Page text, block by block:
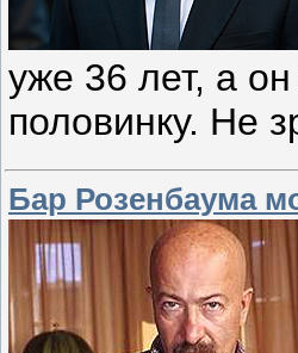
уже 36 лет, а
половинку. Не
Бар Розенбаума